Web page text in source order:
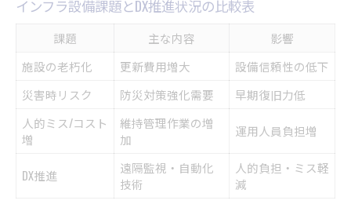
インフラ設備課題とDX推進状況の比較表
課題 主な内容
影響
施設の老朽化
更新費用増大
設備信頼性の低下
災害時リスク
防災対策強化需要
早期復旧力低
人的ミス/コスト
増
維持管理作業の増
加
運用人員負担増
DX推進
遠隔監視・自動化
技術
人的負担・ミス軽
減